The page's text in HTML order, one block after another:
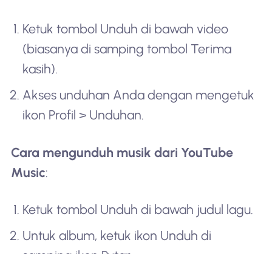
Ketuk tombol Unduh di bawah video
(biasanya di samping tombol Terima
kasih).
Akses unduhan Anda dengan mengetuk
ikon Profil > Unduhan.
Cara mengunduh musik dari YouTube
Music:
Ketuk tombol Unduh di bawah judul lagu.
Untuk album, ketuk ikon Unduh di